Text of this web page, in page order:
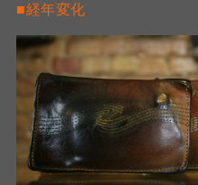
■経年変化